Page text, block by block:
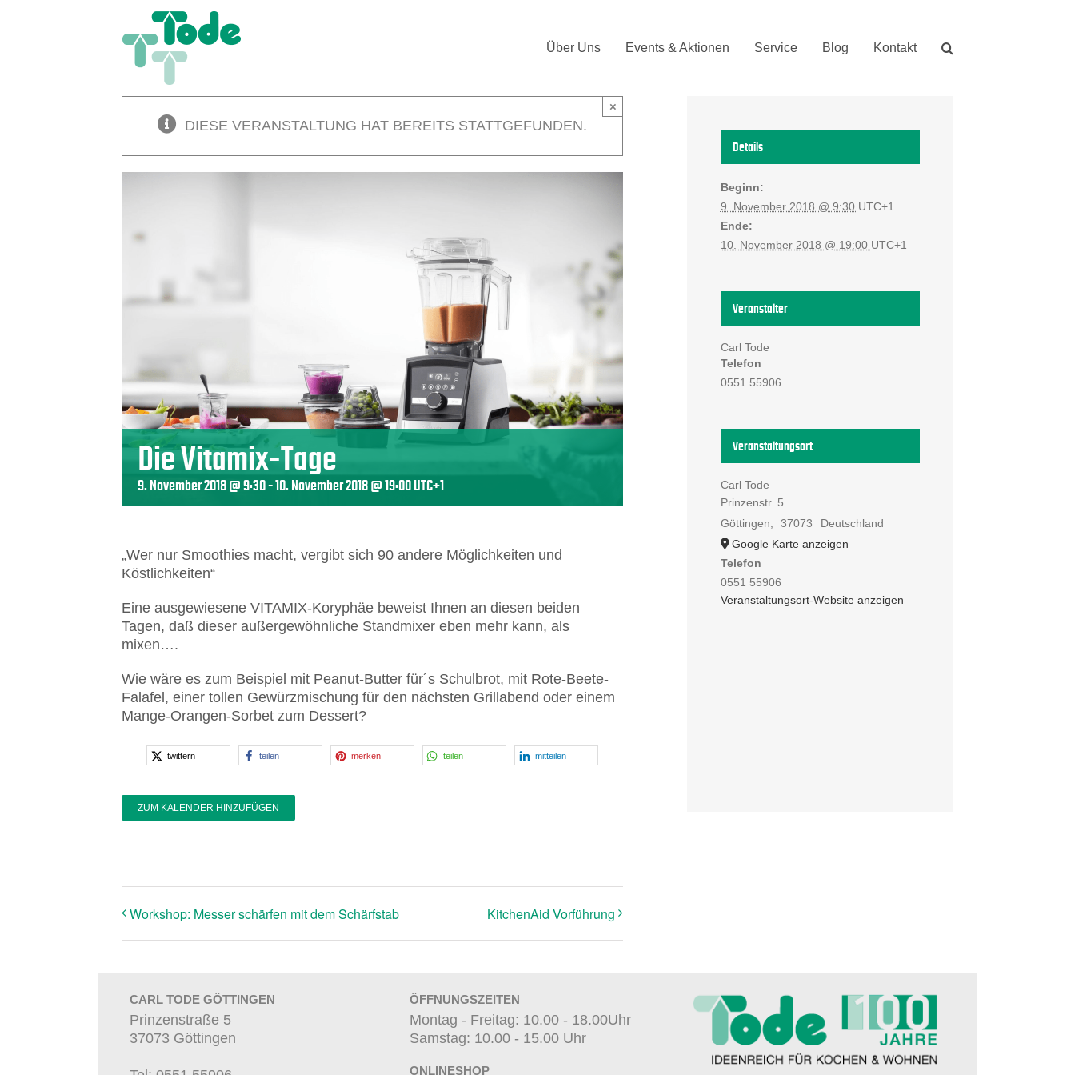
Über Uns Events & Aktionen Service Blog Kontakt
DIESE VERANSTALTUNG HAT BEREITS STATTGEFUNDEN.
×
Die Vitamix-Tage
9. November 2018 @ 9:30-10. November 2018 @ 19:00 UTC+1
„Wer nur Smoothies macht, vergibt sich 90 andere Möglichkeiten und
Köstlichkeiten“
Eine ausgewiesene VITAMIX-Koryphäe beweist Ihnen an diesen beiden
Tagen, daß dieser außergewöhnliche Standmixer eben mehr kann, als
mixen….
Wie wäre es zum Beispiel mit Peanut-Butter für´s Schulbrot, mit Rote-Beete-
Falafel, einer tollen Gewürzmischung für den nächsten Grillabend oder einem
Mange-Orangen-Sorbet zum Dessert?
twittern teilen merken teilen mitteilen
ZUM KALENDER HINZUFÜGEN
Workshop: Messer schärfen mit dem Schärfstab KitchenAid Vorführung
Details
Beginn:
9. November 2018 @ 9:30 UTC+1
Ende:
10. November 2018 @ 19:00 UTC+1
Veranstalter
Carl Tode
Telefon
0551 55906
Veranstaltungsort
Carl Tode
Prinzenstr. 5
Göttingen
37073
Deutschland
Google Karte anzeigen
Telefon
0551 55906
Veranstaltungsort-Website anzeigen
CARL TODE GÖTTINGEN
Prinzenstraße 5
37073 Göttingen
ÖFFNUNGSZEITEN
Montag - Freitag: 10.00 - 18.00Uhr
Samstag: 10.00 - 15.00 Uhr
ONLINESHOP